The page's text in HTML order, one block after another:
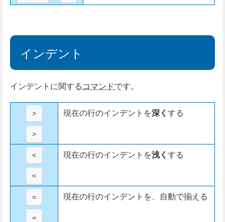
インデント
インデントに関するコマンドです。
>
>
現在の行のインデントを深く する
<
<
現在の行のインデントを浅く する
=
=
現在の行のインデントを、自動で揃える